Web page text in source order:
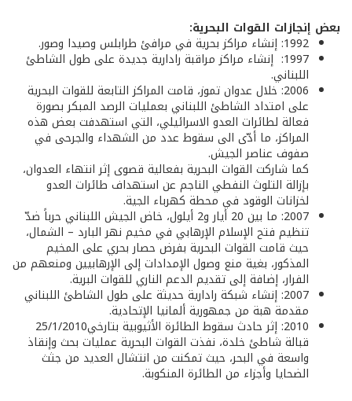
بعض إنجازات القوات البحرية:
1992: إنشاء مراكز بحرية في مرافئ طرابلس وصيدا وصور.
1997: إنشاء مراكز مراقبة رادارية جديدة على طول الشاطئ
اللبناني.
2006: خلال عدوان تموز، قامت المراكز التابعة للقوات البحرية
على امتداد الشاطئ اللبناني بعمليات الرصد المبكر بصورة
فعالة لطائرات العدو الاسرائيلي، التي استهدفت بعض هذه
المراكز، ما أدّى الى سقوط عدد من الشهداء والجرحى في
صفوف عناصر الجيش.
كما شاركت القوات البحرية بفعالية قصوى إثر انتهاء العدوان،
بإزالة التلوث النفطي الناجم عن استهداف طائرات العدو
لخزانات الوقود في محطة كهرباء الجية.
2007: ما بين 20 أيار و2 أيلول، خاض الجيش اللبناني حرباً ضدّ
تنظيم فتح الإسلام الإرهابي في مخيم نهر البارد – الشمال،
حيث قامت القوات البحرية بفرض حصار بحري على المخيم
المذكور، بغية منع وصول الإمدادات إلى الإرهابيين ومنعهم من
الفرار، إضافة إلى تقديم الدعم الناري للقوات البرية.
2007: إنشاء شبكة رادارية حديثة على طول الشاطئ اللبناني
مقدمة هبة من جمهورية ألمانيا الإتحادية.
2010: إثر حادث سقوط الطائرة الأثيوبية بتارخي25/1/2010
قبالة شاطئ خلدة، نفذت القوات البحرية عمليات بحث وإنقاذ
واسعة في البحر، حيث تمكنت من انتشال العديد من جثث
الضحايا وأجزاء من الطائرة المنكوبة.